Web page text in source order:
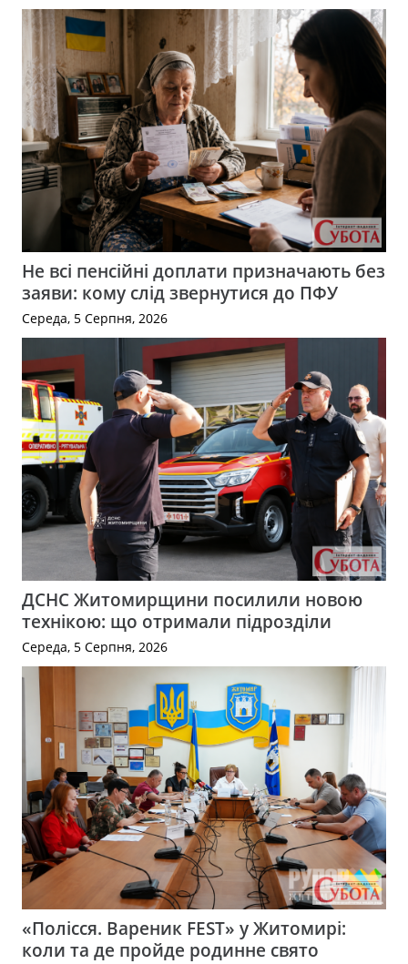
Не всі пенсійні доплати призначають без
заяви: кому слід звернутися до ПФУ
Середа, 5 Серпня, 2026
ДСНС Житомирщини посилили новою
технікою: що отримали підрозділи
Середа, 5 Серпня, 2026
«Полісся. Вареник FEST» у Житомирі:
коли та де пройде родинне свято